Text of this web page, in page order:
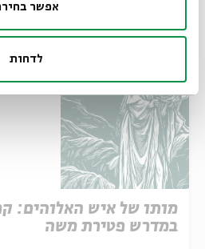
אפשר
לדחות
עוד בבית
מותו של איש האלוהים:
במדרש פטירת משה